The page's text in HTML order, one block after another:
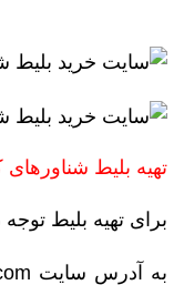
تهیه بلیط
برای تهیه بلیط
به آدرس سایت